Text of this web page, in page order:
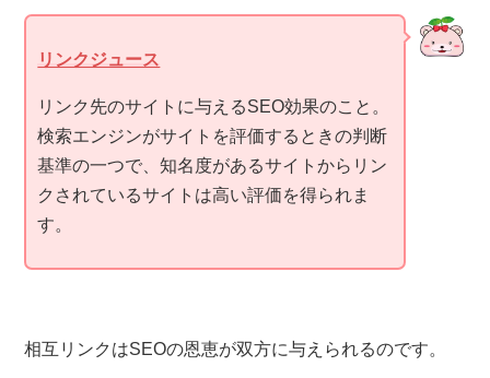
リンクジュース
リンク先のサイトに与えるSEO効果のこと。
検索エンジンがサイトを評価するときの判断
基準の一つで、知名度があるサイトからリン
クされているサイトは高い評価を得られま
す。
相互リンクはSEOの恩恵が双方に与えられるのです。